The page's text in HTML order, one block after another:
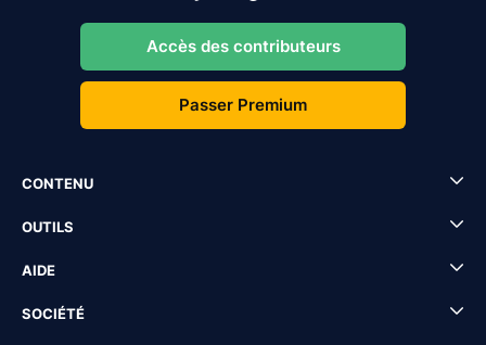
Accès des contributeurs
Passer Premium
CONTENU
OUTILS
AIDE
SOCIÉTÉ